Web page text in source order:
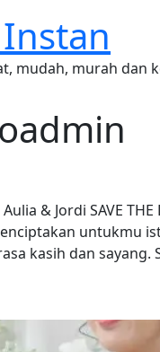
mudah, murah dan
Aulia & Jordi SAVE
untukmu
kasih dan